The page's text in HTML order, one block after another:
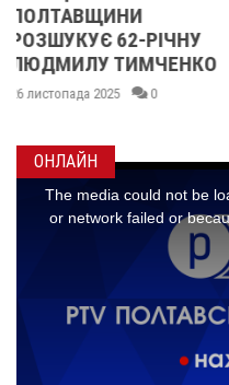
ПОЛТАВЩИНИ
РОЗШУКУЄ 67-РІЧНУ
ЛЮДМИЛУ
МАЛИНЕНКО
ОНЛАЙН